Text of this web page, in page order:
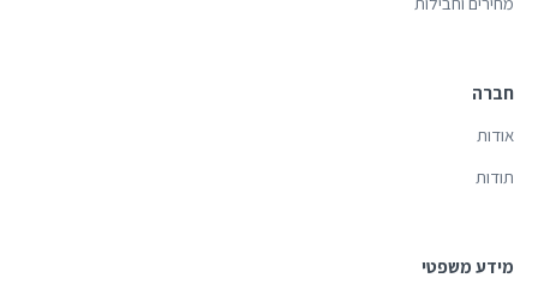
חברה
אודות
תודות
מידע משפטי